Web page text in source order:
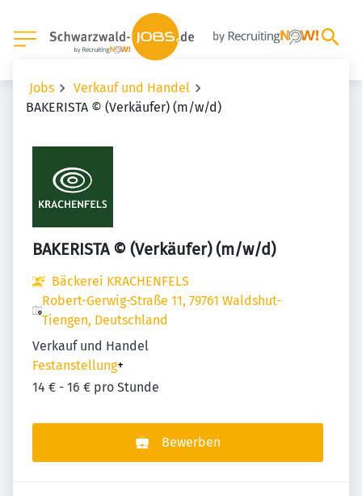
Jobs
Verkauf und Handel
BAKERISTA © (Verkäufer) (m/w/d)
BAKERISTA © (Verkäufer) (m/w/d)
Bäckerei KRACHENFELS
Robert-Gerwig-Straße 11, 79761 Waldshut-
Tiengen, Deutschland
Verkauf und Handel
Festanstellung+
14 € - 16 € pro Stunde
Bewerben